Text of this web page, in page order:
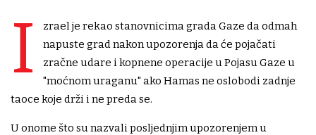
I
zrael je rekao stanovnicima grada Gaze da odmah
napuste grad nakon upozorenja da će pojačati
zračne udare i kopnene operacije u Pojasu Gaze u
"moćnom uraganu" ako Hamas ne oslobodi zadnje
taoce koje drži i ne preda se.
U onome što su nazvali posljednjim upozorenjem u